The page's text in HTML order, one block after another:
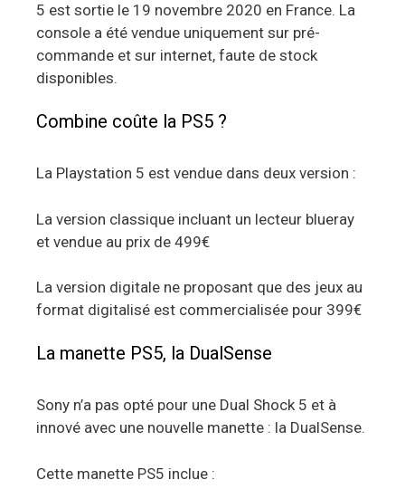
5 est sortie le 19 novembre 2020 en France. La
console a été vendue uniquement sur pré-
commande et sur internet, faute de stock
disponibles.
Combine coûte la PS5 ?
La Playstation 5 est vendue dans deux version :
La version classique incluant un lecteur blueray
et vendue au prix de 499€
La version digitale ne proposant que des jeux au
format digitalisé est commercialisée pour 399€
La manette PS5, la DualSense
Sony n’a pas opté pour une Dual Shock 5 et à
innové avec une nouvelle manette : la DualSense.
Cette manette PS5 inclue :